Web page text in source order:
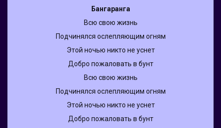
Бангаранга
Всю свою жизнь
Подчинялся ослепляющим огням
Этой ночью никто не уснет
Добро пожаловать в бунт
Всю свою жизнь
Подчинялся ослепляющим огням
Этой ночью никто не уснет
Добро пожаловать в бунт